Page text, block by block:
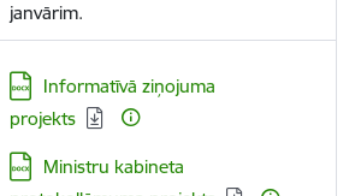
janvārim.
Lejupielādēt:
Informatīvā ziņojuma
projekts
Lejupielādēt:
Ministru kabineta